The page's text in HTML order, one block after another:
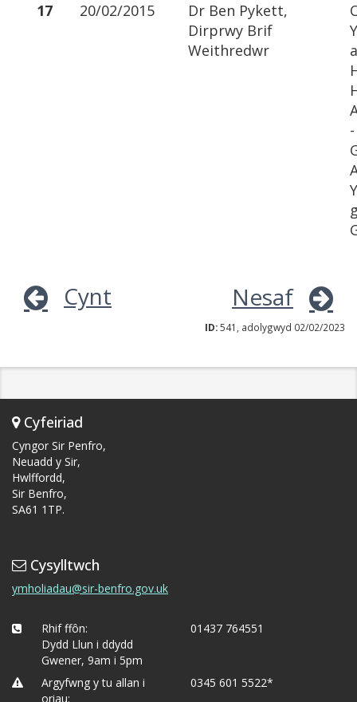
17
20/02/2015
Dr Ben Pykett,
Dirprwy Brif
Weithredwr
Cynt Nesaf
ID:541, adolygwyd 02/02/2023
Cyfeiriad
Cyngor Sir Penfro,
Neuadd y Sir,
Hwlffordd,
Sir Benfro,
SA61 1TP.
Cysylltwch
ymholiadau@sir-benfro.gov.uk
Rhif ffôn:
Dydd Llun i ddydd
Gwener, 9am i 5pm
01437 764551
Argyfwng y tu allan i
oriau:
0345 601 5522*